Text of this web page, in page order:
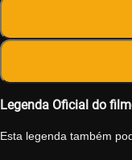
Legenda Oficial do
Esta legenda também